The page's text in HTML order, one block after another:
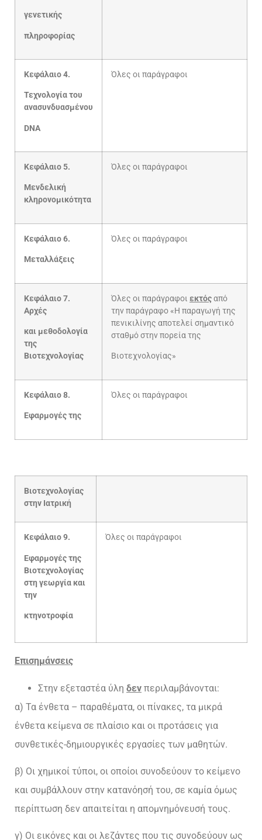
γενετικής
πληροφορίας
Κεφάλαιο 4.
Τεχνολογία του
ανασυνδυασμένου
DNA
Όλες οι παράγραφοι
Κεφάλαιο 5.
Μενδελική
κληρονομικότητα
Όλες οι παράγραφοι
Κεφάλαιο 6.
Μεταλλάξεις
Όλες οι παράγραφοι
Κεφάλαιο 7.
Αρχές
και μεθοδολογία
της
Βιοτεχνολογίας
Όλες οι παράγραφοι εκτόςαπό
την παράγραφο «Η παραγωγή της
πενικιλίνης αποτελεί σημαντικό
σταθμό στην πορεία της
Βιοτεχνολογίας»
Κεφάλαιο 8.
Εφαρμογές της
Όλες οι παράγραφοι
Βιοτεχνολογίας
στην Ιατρική
Κεφάλαιο 9.
Εφαρμογές της
Βιοτεχνολογίας
στη γεωργία και
την
κτηνοτροφία
Όλες οι παράγραφοι
Επισημάνσεις
Στην εξεταστέα ύλη δεν περιλαμβάνονται:
α) Τα ένθετα – παραθέματα, οι πίνακες, τα μικρά
ένθετα κείμενα σε πλαίσιο και οι προτάσεις για
συνθετικές-δημιουργικές εργασίες των μαθητών.
β) Οι χημικοί τύποι, οι οποίοι συνοδεύουν το κείμενο
και συμβάλλουν στην κατανόησή του, σε καμία όμως
περίπτωση δεν απαιτείται η απομνημόνευσή τους.
γ) Οι εικόνες και οι λεζάντες που τις συνοδεύουν ως